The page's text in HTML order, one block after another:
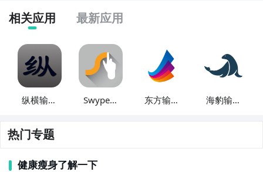
相关应用 最新应用
纵横输入
Swype输
东方输入
海豹输入
热门专题
健康瘦身了解一下